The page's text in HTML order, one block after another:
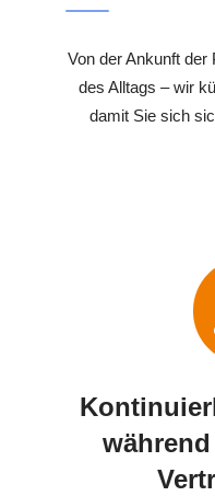
Von der Ankunft
des Alltags – wir
damit Sie sich